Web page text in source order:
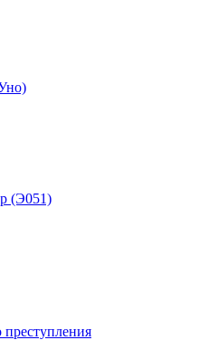
(Э051)
преступления